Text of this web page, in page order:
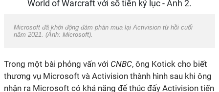
Microsoft đã khởi động đàm phán mua lại Activision từ hồi cuối
năm 2021. (Ảnh: Microsoft).
Trong một bài phỏng vấn với CNBC, ông Kotick cho biết
thương vụ Microsoft và Activision thành hình sau khi ông
nhận ra Microsoft có khả năng để thúc đẩy Activision tiến